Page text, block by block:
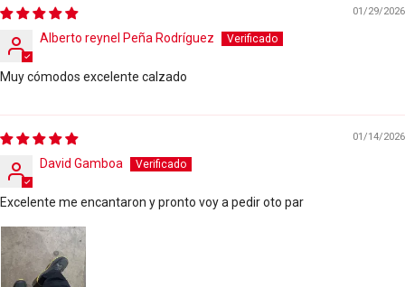
01/29/2026
Alberto reynel Peña Rodríguez
Muy cómodos excelente calzado
01/14/2026
David Gamboa
Excelente me encantaron y pronto voy a pedir oto par